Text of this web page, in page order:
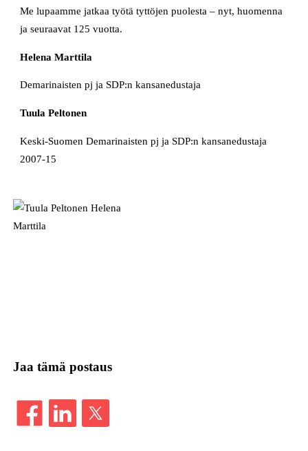
Me lupaamme jatkaa työtä tyttöjen puolesta – nyt, huomenna
ja seuraavat 125 vuotta.
Helena Marttila
Demarinaisten pj ja SDP:n kansanedustaja
Tuula Peltonen
Keski-Suomen Demarinaisten pj ja SDP:n kansanedustaja
2007-15
Jaa tämä postaus